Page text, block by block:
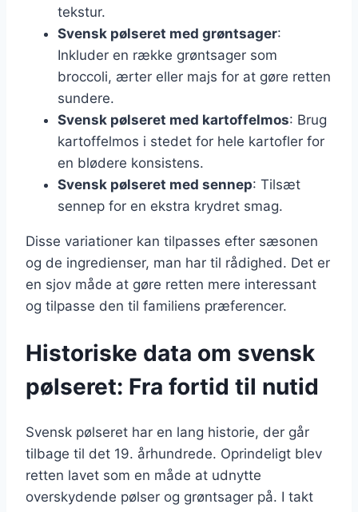
tekstur.
Svensk pølseret med grøntsager:
Inkluder en række grøntsager som
broccoli, ærter eller majs for at gøre retten
sundere.
Svensk pølseret med kartoffelmos: Brug
kartoffelmos i stedet for hele kartofler for
en blødere konsistens.
Svensk pølseret med sennep: Tilsæt
sennep for en ekstra krydret smag.
Disse variationer kan tilpasses efter sæsonen
og de ingredienser, man har til rådighed. Det er
en sjov måde at gøre retten mere interessant
og tilpasse den til familiens præferencer.
Historiske data om svensk
pølseret: Fra fortid til nutid
Svensk pølseret har en lang historie, der går
tilbage til det 19. århundrede. Oprindeligt blev
retten lavet som en måde at udnytte
overskydende pølser og grøntsager på. I takt